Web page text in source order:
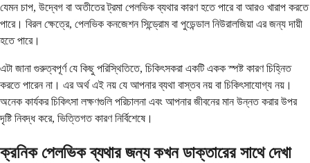
যেমন চাপ, উদ্বেগ বা অতীতের ট্রমা পেলভিক ব্যথার কারণ হতে পারে বা আরও খারাপ করতে
পারে। বিরল ক্ষেত্রে, পেলভিক কনজেশন সিন্ড্রোম বা পুডেন্ডাল নিউরালজিয়া এর জন্য দায়ী
হতে পারে।
এটা জানা গুরুত্বপূর্ণ যে কিছু পরিস্থিতিতে, চিকিৎসকরা একটি একক স্পষ্ট কারণ চিহ্নিত
করতে পারেন না। এর অর্থ এই নয় যে আপনার ব্যথা বাস্তব নয় বা চিকিৎসাযোগ্য নয়।
অনেক কার্যকর চিকিৎসা লক্ষণগুলি পরিচালনা এবং আপনার জীবনের মান উন্নত করার উপর
দৃষ্টি নিবদ্ধ করে, ভিত্তিগত কারণ নির্বিশেষে।
ক্রনিক পেলভিক ব্যথার জন্য কখন ডাক্তারের সাথে দেখা